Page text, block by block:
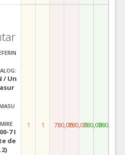
/ Un
7 I
de
1 1 780,00780,00780,00780,00